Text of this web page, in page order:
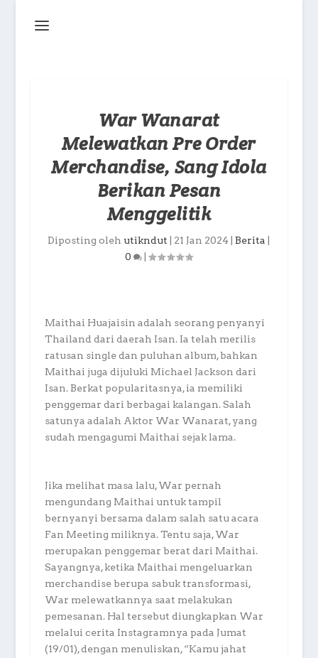
War Wanarat
Melewatkan Pre Order
Merchandise, Sang Idola
Berikan Pesan
Menggelitik
Diposting olehutikndut 21 Jan 2024 |Berita
0
|
Maithai Huajaisin adalah seorang penyanyi
Thailand dari daerah Isan. Ia telah merilis
ratusan single dan puluhan album, bahkan
Maithai juga dijuluki Michael Jackson dari
Isan. Berkat popularitasnya, ia memiliki
penggemar dari berbagai kalangan. Salah
satunya adalah Aktor War Wanarat, yang
sudah mengagumi Maithai sejak lama.
Jika melihat masa lalu, War pernah
mengundang Maithai untuk tampil
bernyanyi bersama dalam salah satu acara
Fan Meeting miliknya. Tentu saja, War
merupakan penggemar berat dari Maithai.
Sayangnya, ketika Maithai mengeluarkan
merchandise berupa sabuk transformasi,
War melewatkannya saat melakukan
pemesanan. Hal tersebut diungkapkan War
melalui cerita Instagramnya pada Jumat
(19/01), dengan menuliskan, “Kamu jahat